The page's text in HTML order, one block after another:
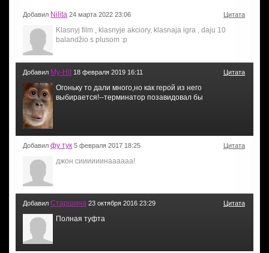
Добавил Nilita 24 марта 2022 23:06 Цитата
Klasnyj film , klasnyje akciory, klasnaja igra , daju 10
balandžio s plusom :p
Добавил My-Hit 18 февраля 2019 16:11 Цитата
Огоньку то дали много,но как герой из него
выбирается!--терминатор позавидовал бы
Добавил фу тук 5 февраля 2017 18:25 Цитата
джон сиииииинаааааа!
Добавил Старшина 23 октября 2016 23:29 Цитата
Полная туфта